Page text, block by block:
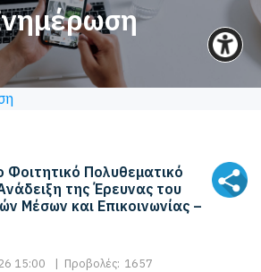
Πολυθεματικό
της Έρευνας του
Μέσων και Επικοινωνίας –
15:00 | Προβολές: 1657